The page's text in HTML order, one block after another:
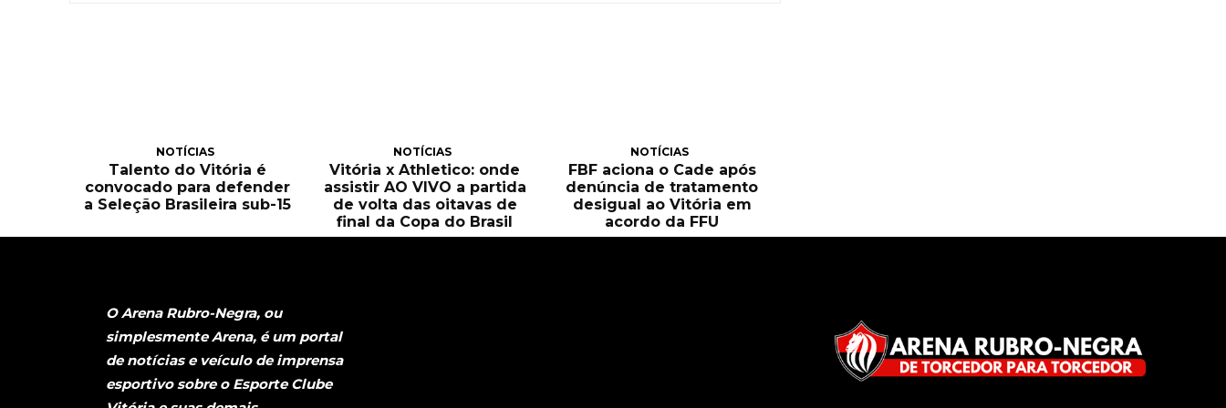
NOTÍCIAS
Talento do Vitória é
convocado para defender
a Seleção Brasileira sub-15
NOTÍCIAS
Vitória x Athletico: onde
assistir AO VIVO a partida
de volta das oitavas de
final da Copa do Brasil
NOTÍCIAS
FBF aciona o Cade após
denúncia de tratamento
desigual ao Vitória em
acordo da FFU
O Arena Rubro-Negra, ou
simplesmente Arena, é um portal
de notícias e veículo de imprensa
esportivo sobre o Esporte Clube